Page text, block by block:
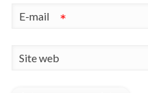
E-mail *
Site web